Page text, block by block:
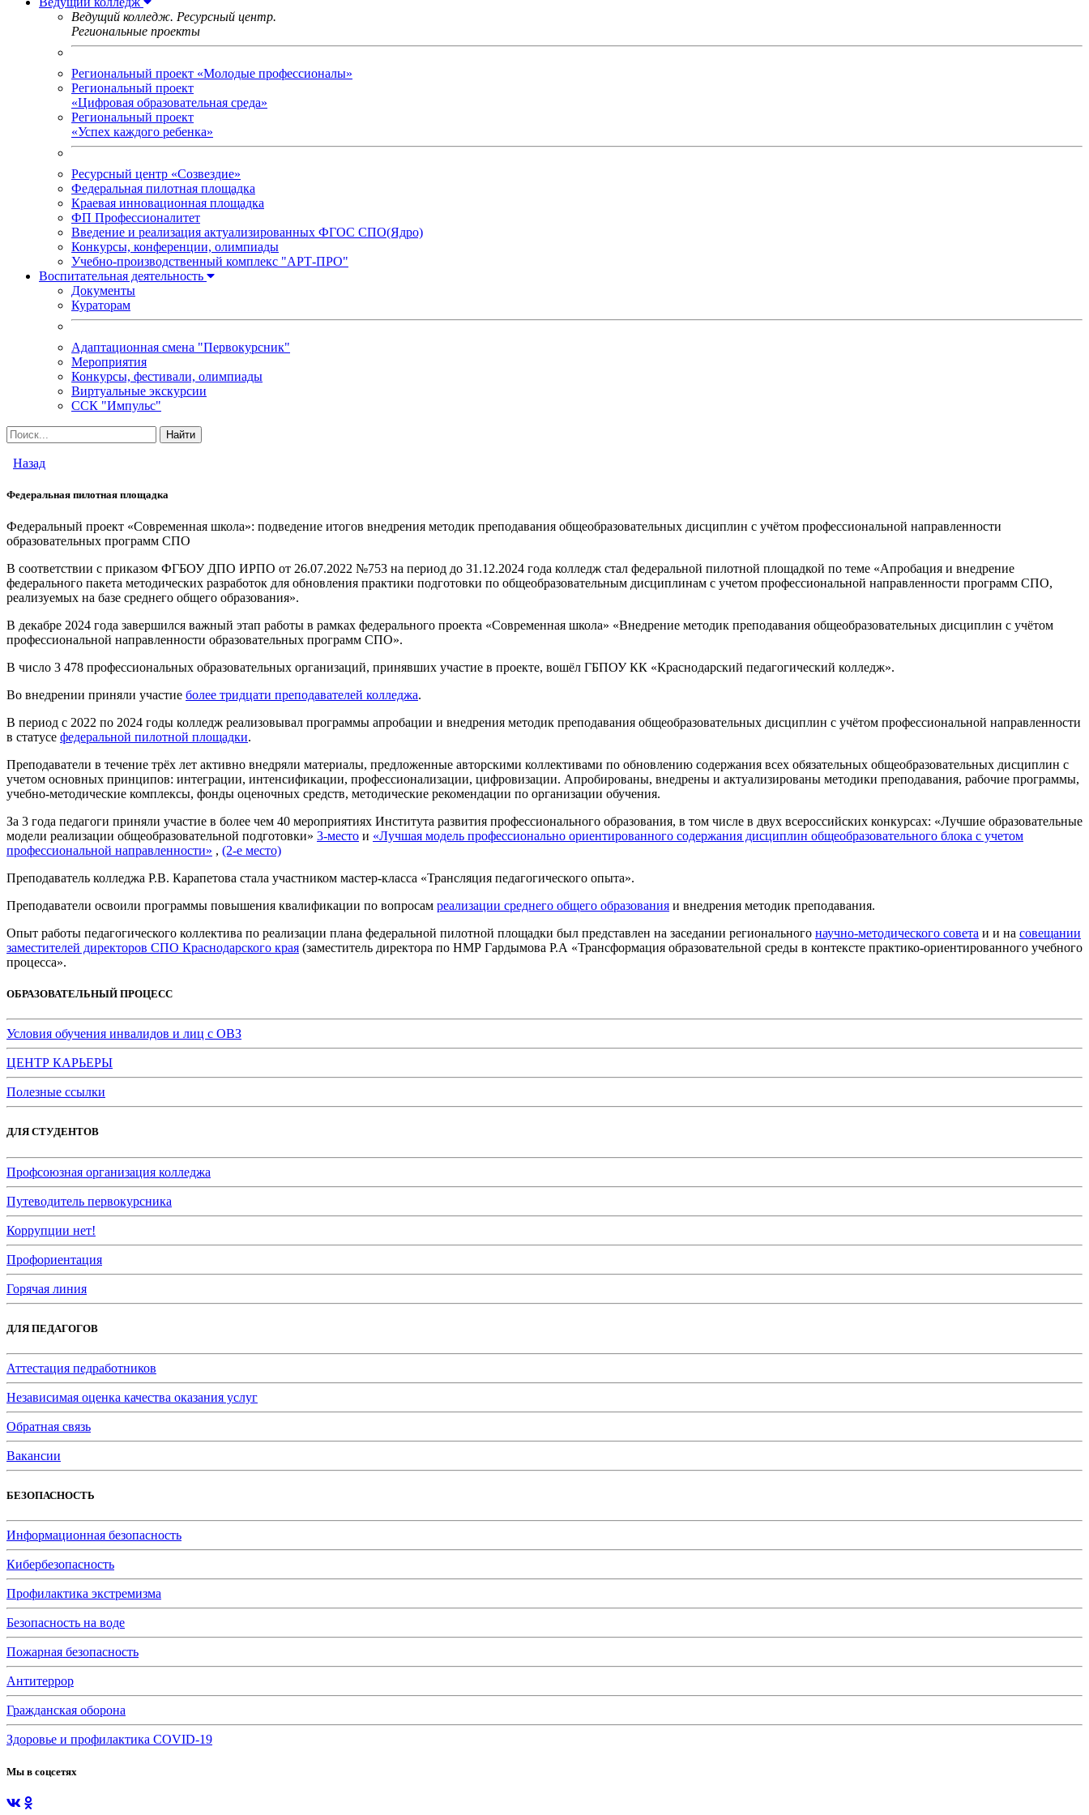
Ведущий колледж. Ресурсный центр.
Региональные проекты
Региональный проект «Молодые профессионалы»
Региональный проект
«Цифровая образовательная среда»
Региональный проект
«Успех каждого ребенка»
Ресурсный центр «Созвездие»
Федеральная пилотная площадка
Краевая инновационная площадка
ФП Профессионалитет
Введение и реализация актуализированных ФГОС СПО(Ядро)
Конкурсы, конференции, олимпиады
Учебно-производственный комплекс "АРТ-ПРО"
Воспитательная деятельность
Документы
Кураторам
Адаптационная смена "Первокурсник"
Мероприятия
Конкурсы, фестивали, олимпиады
Виртуальные экскурсии
ССК "Импульс"
Назад
Федеральная пилотная площадка
Федеральный проект «Современная школа»: подведение итогов внедрения методик преподавания общеобразовательных дисциплин с учётом профессиональной направленности
образовательных программ СПО
В соответствии с приказом ФГБОУ ДПО ИРПО от 26.07.2022 №753 на период до 31.12.2024 года колледж стал федеральной пилотной площадкой по теме «Апробация и внедрение
федерального пакета методических разработок для обновления практики подготовки по общеобразовательным дисциплинам с учетом профессиональной направленности программ СПО,
реализуемых на базе среднего общего образования».
В декабре 2024 года завершился важный этап работы в рамках федерального проекта «Современная школа» «Внедрение методик преподавания общеобразовательных дисциплин с учётом
профессиональной направленности образовательных программ СПО».
В число 3 478 профессиональных образовательных организаций, принявших участие в проекте, вошёл ГБПОУ КК «Краснодарский педагогический колледж».
Во внедрении приняли участие более тридцати преподавателей колледжа.
В период с 2022 по 2024 годы колледж реализовывал программы апробации и внедрения методик преподавания общеобразовательных дисциплин с учётом профессиональной направленности
в статусе федеральной пилотной площадки.
Преподаватели в течение трёх лет активно внедряли материалы, предложенные авторскими коллективами по обновлению содержания всех обязательных общеобразовательных дисциплин с
учетом основных принципов: интеграции, интенсификации, профессионализации, цифровизации. Апробированы, внедрены и актуализированы методики преподавания, рабочие программы,
учебно-методические комплексы, фонды оценочных средств, методические рекомендации по организации обучения.
За 3 года педагоги приняли участие в более чем 40 мероприятиях Института развития профессионального образования, в том числе в двух всероссийских конкурсах: «Лучшие образовательные
модели реализации общеобразовательной подготовки» 3-место и «Лучшая модель профессионально ориентированного содержания дисциплин общеобразовательного блока с учетом
профессиональной направленности» , (2-е место)
Преподаватель колледжа Р.В. Карапетова стала участником мастер-класса «Трансляция педагогического опыта».
Преподаватели освоили программы повышения квалификации по вопросам реализации среднего общего образования и внедрения методик преподавания.
Опыт работы педагогического коллектива по реализации плана федеральной пилотной площадки был представлен на заседании регионального научно-методического совета и и на совещании
заместителей директоров СПО Краснодарского края (заместитель директора по НМР Гардымова Р.А «Трансформация образовательной среды в контексте практико-ориентированного учебного
процесса».
ОБРАЗОВАТЕЛЬНЫЙ ПРОЦЕСС
Условия обучения инвалидов и лиц с ОВЗ
ЦЕНТР КАРЬЕРЫ
Полезные ссылки
ДЛЯ СТУДЕНТОВ
Профсоюзная организация колледжа
Путеводитель первокурсника
Коррупции нет!
Профориентация
Горячая линия
ДЛЯ ПЕДАГОГОВ
Аттестация педработников
Независимая оценка качества оказания услуг
Обратная связь
Вакансии
БЕЗОПАСНОСТЬ
Информационная безопасность
Кибербезопасность
Профилактика экстремизма
Безопасность на воде
Пожарная безопасность
Антитеррор
Гражданская оборона
Здоровье и профилактика COVID-19
Мы в соцсетях